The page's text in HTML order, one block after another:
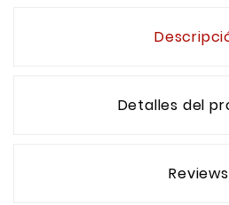
Detalles del
Reviews